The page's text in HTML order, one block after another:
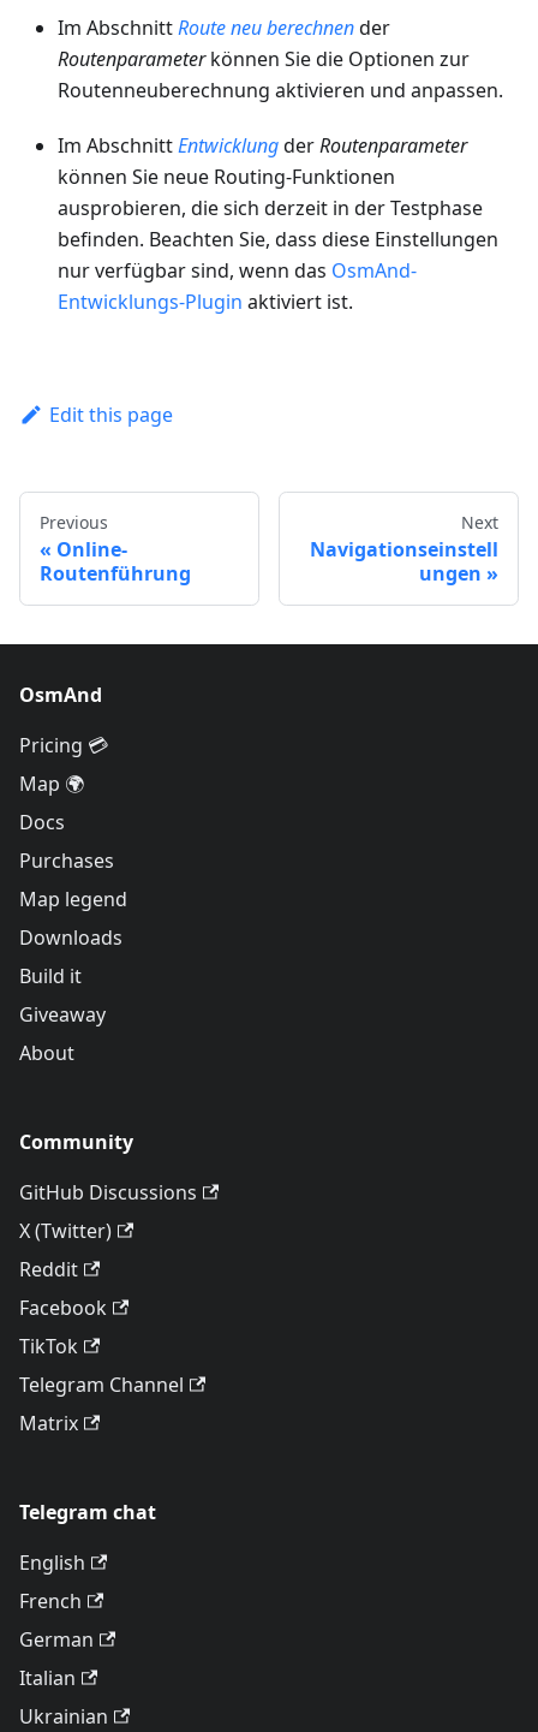
Im AbschnittRoute neu berechnender
Routenparameterkönnen Sie die Optionen zur
Routenneuberechnung aktivieren und anpassen.
Im AbschnittEntwicklungderRoutenparameter
können Sie neue Routing-Funktionen
ausprobieren, die sich derzeit in der Testphase
befinden. Beachten Sie, dass diese Einstellungen
nur verfügbar sind, wenn das OsmAnd-
Entwicklungs-Plugin aktiviert ist.
Edit this page
Previous
Online-
Routenführung
Next
Navigationseinstell
ungen
OsmAnd
Pricing 💳
Map 🌍
Docs
Purchases
Map legend
Downloads
Build it
Giveaway
About
Community
GitHub Discussions
X (Twitter)
Reddit
Facebook
TikTok
Telegram Channel
Matrix
Telegram chat
English
French
German
Italian
Ukrainian